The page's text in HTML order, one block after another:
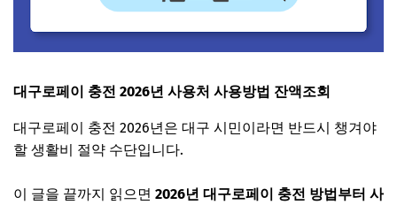
대구로페이 충전 2026년 사용처 사용방법 잔액조회
대구로페이 충전 2026년은 대구 시민이라면 반드시 챙겨야
할 생활비 절약 수단입니다.
이 글을 끝까지 읽으면 2026년 대구로페이 충전 방법부터 사